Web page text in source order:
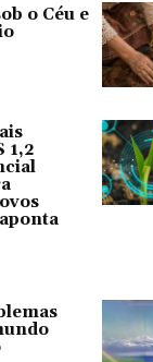
o Céu e
1,2